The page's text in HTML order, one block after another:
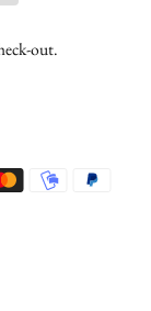
out.